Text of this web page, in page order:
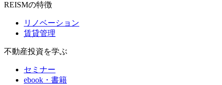
REISMの特徴
リノベーション
賃貸管理
不動産投資を学ぶ
セミナー
ebook・書籍